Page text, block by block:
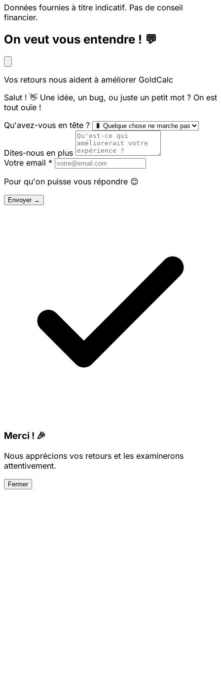
Données fournies à titre indicatif. Pas de conseil
financier.
On veut vous entendre ! 💬
Vos retours nous aident à améliorer GoldCalc
Salut ! 👋 Une idée, un bug, ou juste un petit mot ? On est
tout ouïe !
Qu'avez-vous en tête ?
Dites-nous en plus
Votre email *
Pour qu'on puisse vous répondre 😊
Envoyer →
Merci ! 🎉
Nous apprécions vos retours et les examinerons
attentivement.
Fermer